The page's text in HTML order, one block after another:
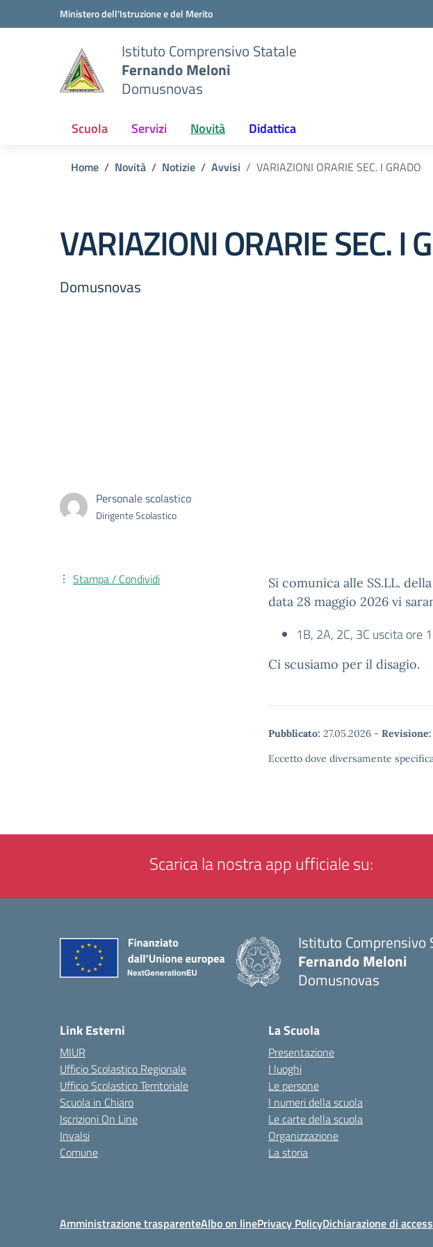
Vai ai contenuti
Vai al menu di navigazioneMinistero dell'Istruzione e del Merito
Istituto Comprensivo Statale
Fernando Meloni
Domusnovas
Scuola Servizi Novità Didattica
Home Novità Notizie Avvisi VARIAZIONI ORARIE SEC. I GRADO
VARIAZIONI ORARIE SEC. I
Domusnovas
Personale scolastico
Dirigente Scolastico
Si comunica alle SS.LL.
data 28 maggio 2026 vi
1B, 2A, 2C, 3C uscita ore
Ci scusiamo per il disagio.
Pubblicato: 27.05.2026 - Revisione:
Eccetto dove diversamente
Stampa / Condividi
Scarica la nostra app ufficiale su:
Istituto Comprensivo
Fernando Meloni
Domusnovas
Link Esterni
MIUR
Ufficio Scolastico Regionale
Ufficio Scolastico Territoriale
Scuola in Chiaro
Iscrizioni On Line
Invalsi
Comune
La Scuola
Presentazione
I luoghi
Le persone
I numeri della scuola
Le carte della scuola
Organizzazione
La storia
Amministrazione trasparenteAlbo on linePrivacy PolicyDichiarazione di